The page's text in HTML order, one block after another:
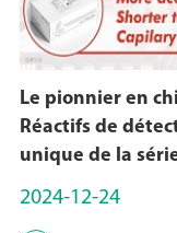
Le pionnier en
Réactifs de
unique de la
2024-12-24